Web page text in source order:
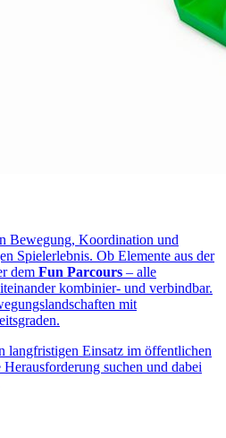
Bewegung, Koordination und
Spielerlebnis. Ob Elemente aus der
dem Fun Parcours – alle
kombinier- und verbindbar.
mit
langfristigen Einsatz im öffentlichen
suchen und dabei